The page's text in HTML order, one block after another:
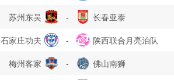
苏州东吴 - 长春亚泰
石家庄功夫 - 陕西联合月亮泊队
梅州客家 - 佛山南狮